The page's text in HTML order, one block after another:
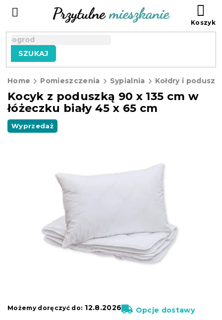
SZUKAJ
Home Pomieszczenia Sypialnia Kołdry i poduszki
Kocyk z poduszką 90 x 135 cm w
łóżeczku biały 45 x 65 cm
Wyprzedaż
Możemy doręczyć do: 12.8.2026 Opcje dostawy